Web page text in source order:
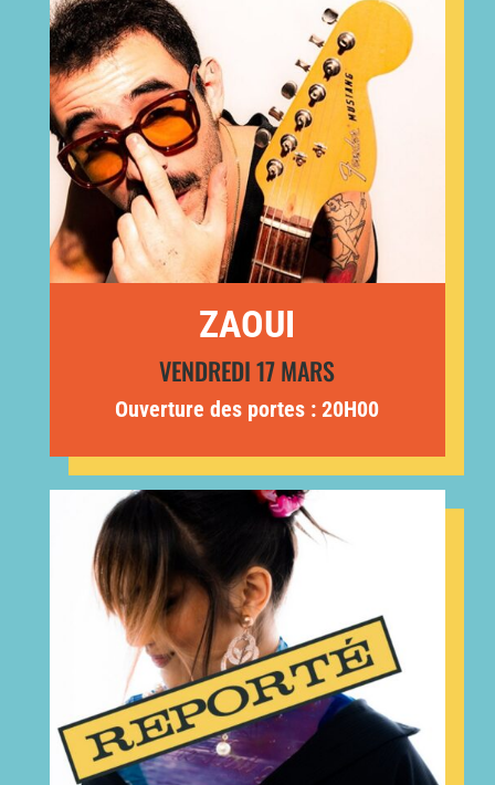
ZAOUI
VENDREDI 17 MARS
Ouverture des portes : 20H00